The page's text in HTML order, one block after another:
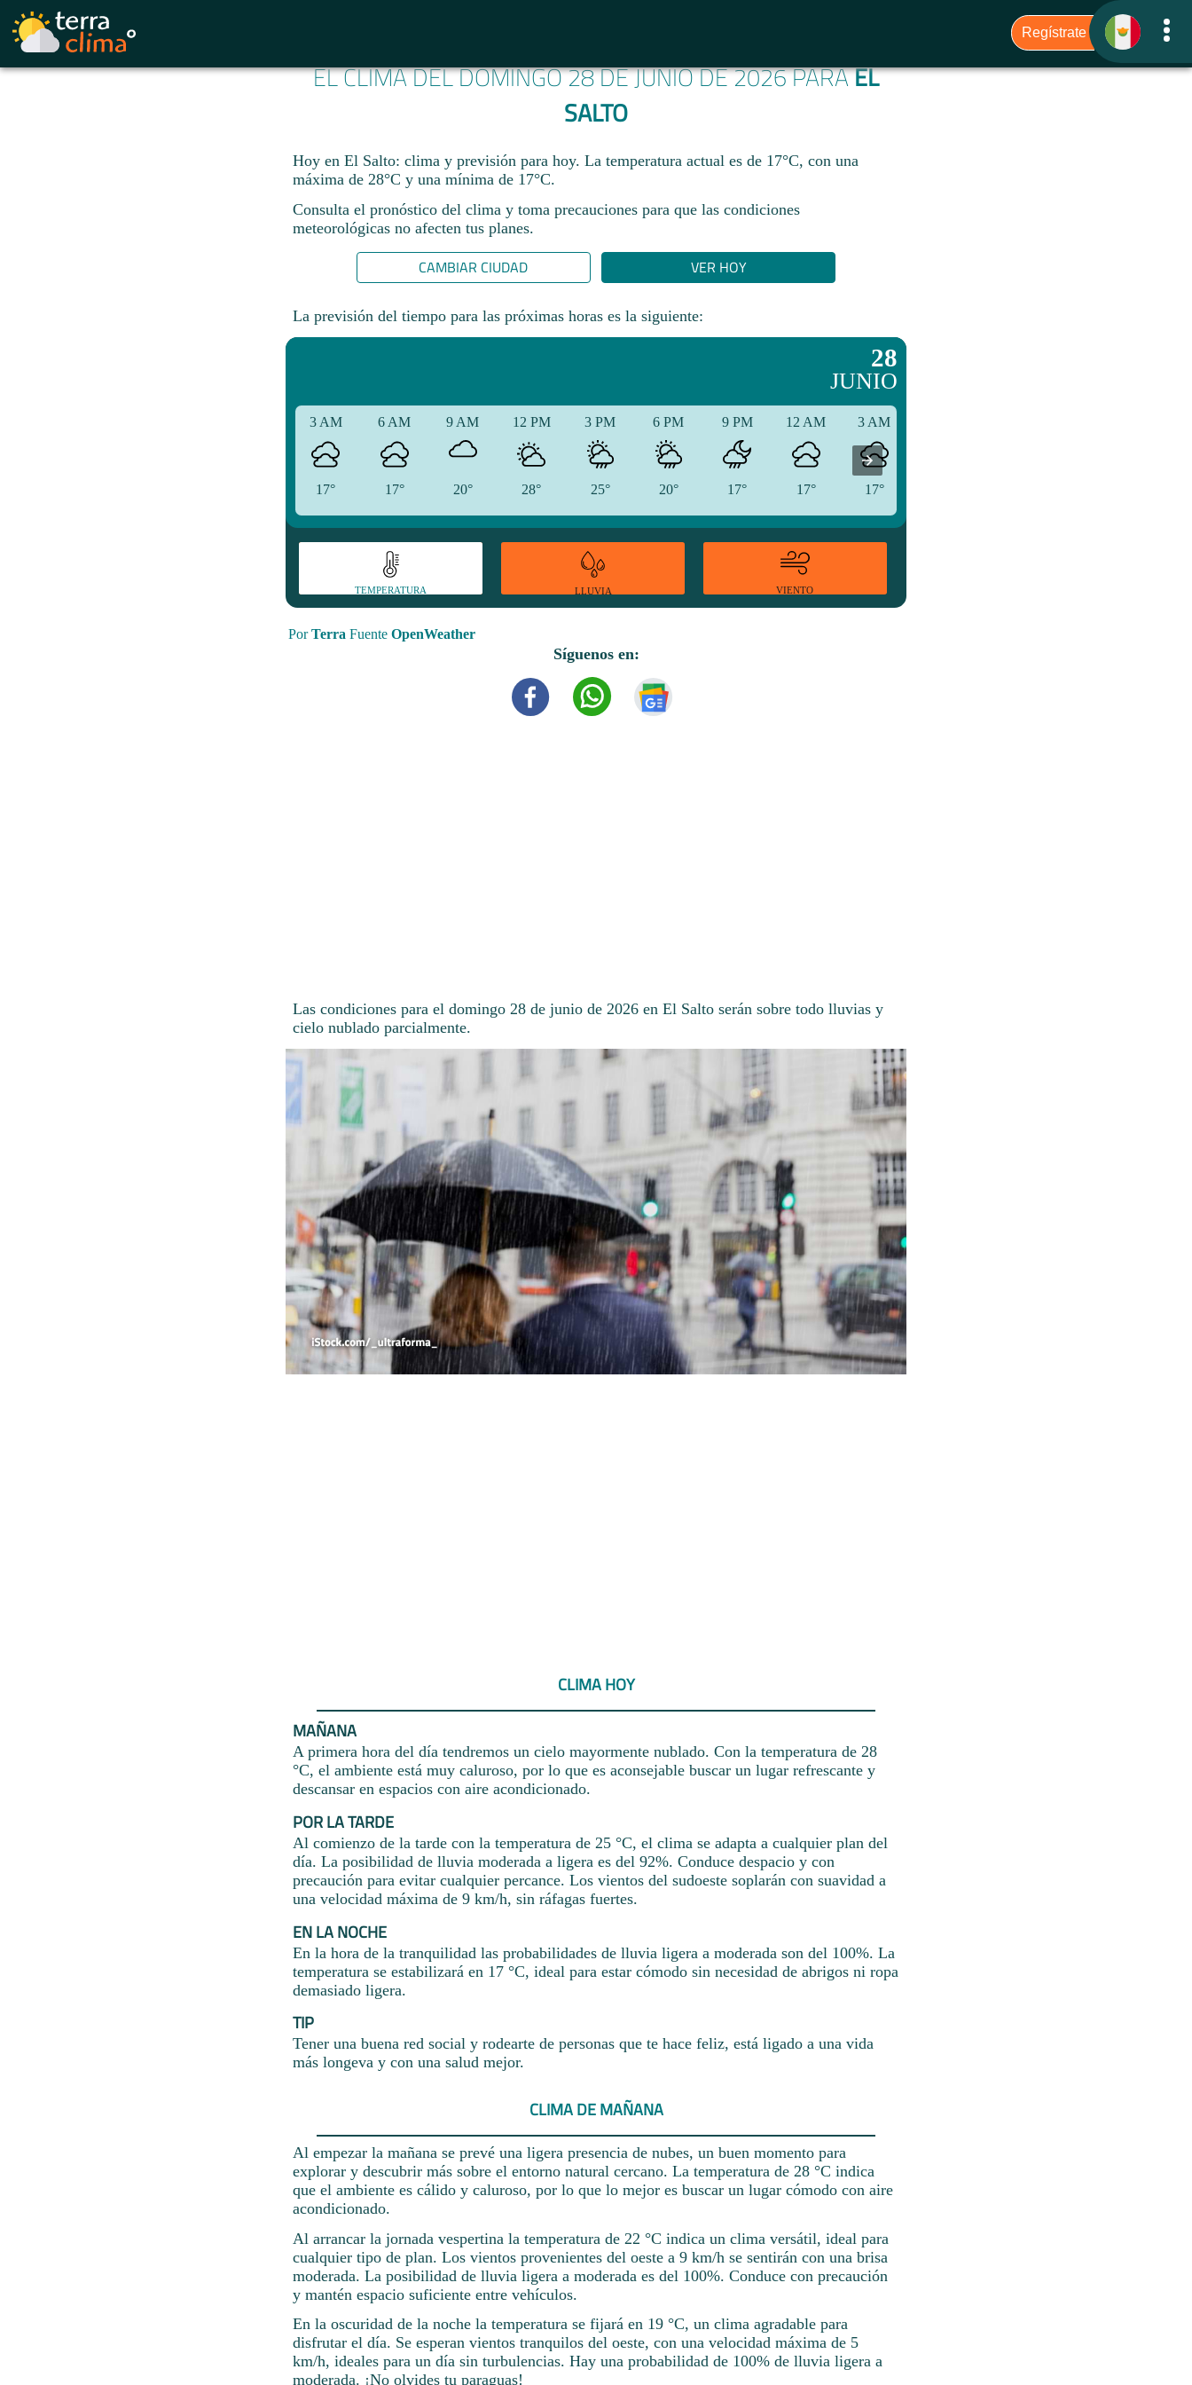
EL CLIMA DEL DOMINGO 28 DE JUNIO DE 2026 PARAEL
SALTO
Hoy en El Salto: clima y previsión para hoy. La temperatura actual es de 17°C, con una
máxima de 28°C y una mínima de 17°C.​
Consulta el pronóstico del clima y toma precauciones para que las condiciones
meteorológicas no afecten tus planes.​
CAMBIAR CIUDAD VER HOY
La previsión del tiempo para las próximas horas es la siguiente:
28
JUNIO
3 AM
17°
6 AM
17°
9 AM
20°
12 PM
28°
3 PM
25°
6 PM
20°
9 PM
17°
12 AM
17°
3 AM
17°
TEMPERATURA LLUVIA VIENTO
PorTerra Fuente OpenWeather
Síguenos en:
Las condiciones para el domingo 28 de junio de 2026 en El Salto serán sobre todo lluvias y
cielo nublado parcialmente.
CLIMA HOY
MAÑANA
A primera hora del día tendremos un cielo mayormente nublado. Con la temperatura de 28
°C, el ambiente está muy caluroso, por lo que es aconsejable buscar un lugar refrescante y
descansar en espacios con aire acondicionado.
POR LA TARDE
Al comienzo de la tarde con la temperatura de 25 °C, el clima se adapta a cualquier plan del
día. La posibilidad de lluvia moderada a ligera es del 92%. Conduce despacio y con
precaución para evitar cualquier percance. Los vientos del sudoeste soplarán con suavidad a
una velocidad máxima de 9 km/h, sin ráfagas fuertes.
EN LA NOCHE
En la hora de la tranquilidad las probabilidades de lluvia ligera a moderada son del 100%. La
temperatura se estabilizará en 17 °C, ideal para estar cómodo sin necesidad de abrigos ni ropa
demasiado ligera.
TIP
Tener una buena red social y rodearte de personas que te hace feliz, está ligado a una vida
más longeva y con una salud mejor.
CLIMA DE MAÑANA
Al empezar la mañana se prevé una ligera presencia de nubes, un buen momento para
explorar y descubrir más sobre el entorno natural cercano. La temperatura de 28 °C indica
que el ambiente es cálido y caluroso, por lo que lo mejor es buscar un lugar cómodo con aire
acondicionado.
Al arrancar la jornada vespertina la temperatura de 22 °C indica un clima versátil, ideal para
cualquier tipo de plan. Los vientos provenientes del oeste a 9 km/h se sentirán con una brisa
moderada. La posibilidad de lluvia ligera a moderada es del 100%. Conduce con precaución
y mantén espacio suficiente entre vehículos.
En la oscuridad de la noche la temperatura se fijará en 19 °C, un clima agradable para
disfrutar el día. Se esperan vientos tranquilos del oeste, con una velocidad máxima de 5
km/h, ideales para un día sin turbulencias. Hay una probabilidad de 100% de lluvia ligera a
moderada. ¡No olvides tu paraguas!